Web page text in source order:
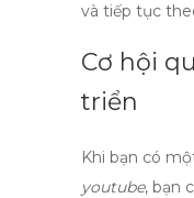
và tiếp tục
Cơ hội
triển
Khi bạn có
youtube, bạn